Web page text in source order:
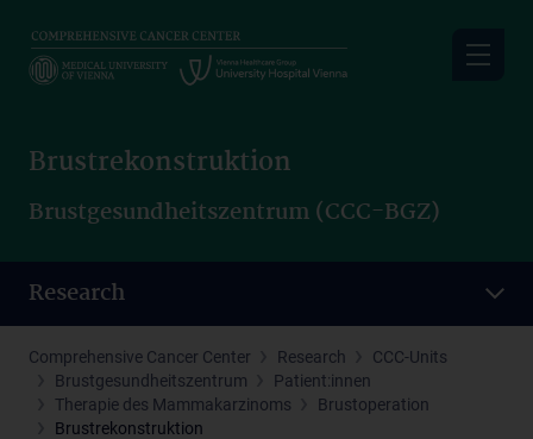
main
Brustrekonstruktion
Brustgesundheitszentrum (CCC-BGZ)
Research
Comprehensive Cancer Center Research
CCC-Units
Brustgesundheitszentrum
Patient:innen
Therapie des Mammakarzinoms
Brustoperation
Brustrekonstruktion